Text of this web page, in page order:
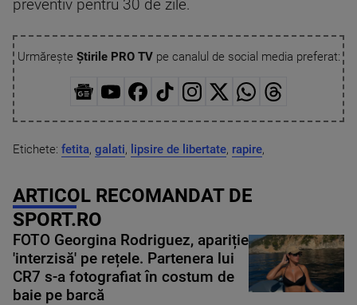
preventiv pentru 30 de zile.
Urmărește Știrile PRO TVpe canalul de social media preferat:
Etichete: fetita, galati, lipsire de libertate, rapire,
ARTICOL RECOMANDAT DE
SPORT.RO
FOTO Georgina Rodriguez, apariție
'interzisă' pe rețele. Partenera lui
CR7 s-a fotografiat în costum de
baie pe barcă